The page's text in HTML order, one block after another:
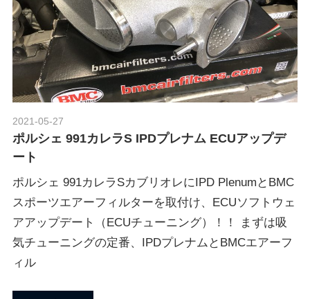
a
n
M
o
t
o
r
・
ポ
ル
ェ
正
パ
ツ
・
U
チ
2021-05-27
ポルシェ 991カレラS IPDプレナム ECUアップデ
ート
ポルシェ 991カレラSカブリオレにIPD PlenumとBMC
スポーツエアーフィルターを取付け、ECUソフトウェ
アアップデート（ECUチューニング）！！ まずは吸
気チューニングの定番、IPDプレナムとBMCエアーフ
ィル